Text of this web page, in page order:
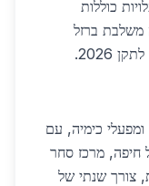
על חיסכון של 7% בעלויות כוללות
משלבת ברזל
2026.
כימיה, עם
לטון. נמל חיפה, מרכז סחר
צורך שנתי של